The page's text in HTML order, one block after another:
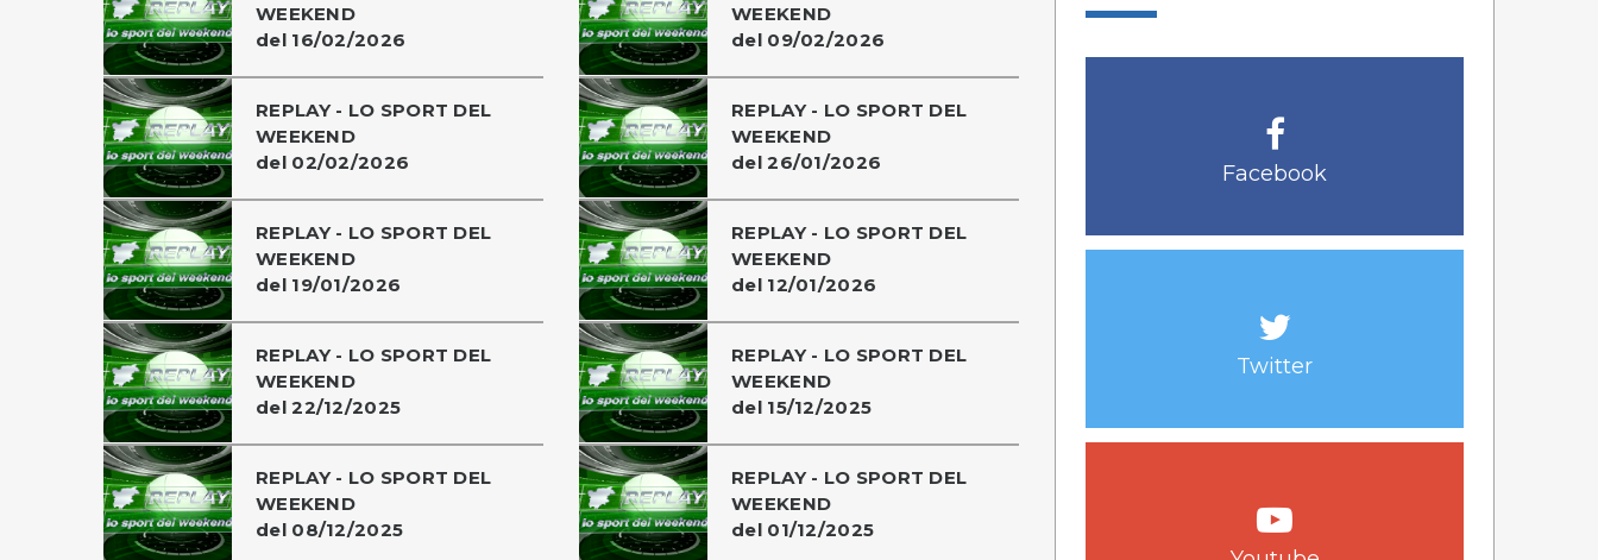
WEEKEND
del 16/02/2026
WEEKEND
del 09/02/2026
REPLAY - LO SPORT DEL
WEEKEND
del 02/02/2026
REPLAY - LO SPORT DEL
WEEKEND
del 26/01/2026
REPLAY - LO SPORT DEL
WEEKEND
del 19/01/2026
REPLAY - LO SPORT DEL
WEEKEND
del 12/01/2026
REPLAY - LO SPORT DEL
WEEKEND
del 22/12/2025
REPLAY - LO SPORT DEL
WEEKEND
del 15/12/2025
REPLAY - LO SPORT DEL
WEEKEND
del 08/12/2025
REPLAY - LO SPORT DEL
WEEKEND
del 01/12/2025
Facebook
Twitter